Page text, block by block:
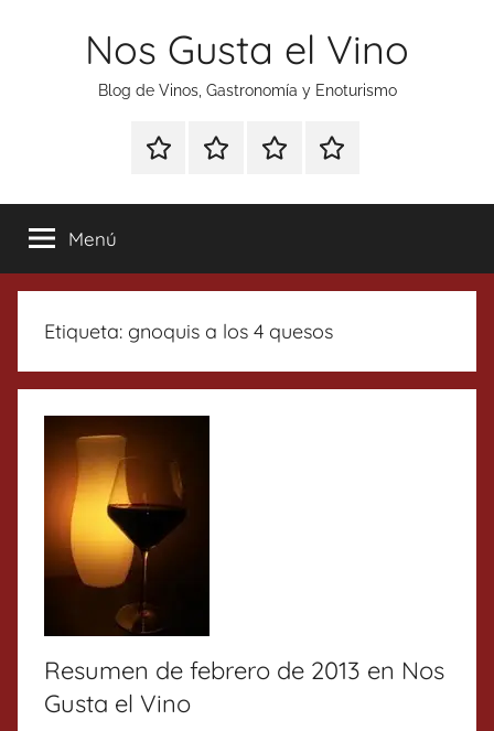
Nos Gusta el Vino
Blog de Vinos, Gastronomía y Enoturismo
Especial
Tonics
Enoturismo
Gastronomía
RankingContacto
Menú
Etiqueta: gnoquis a los 4 quesos
Resumen de febrero de 2013 en Nos
Gusta el Vino